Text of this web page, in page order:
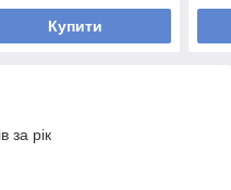
Купити
за рік